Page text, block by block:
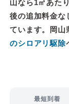
山なら1㎡あた
後の追加料金な
ています。岡山
のシロアリ駆除
最短到着